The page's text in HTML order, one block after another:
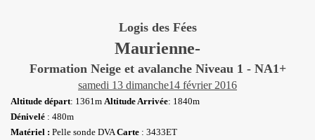
Logis des Fées
Maurienne-
Formation Neige et avalanche Niveau 1 - NA1+
samedi 13 dimanche14 février 2016
Altitude départ: 1361m Altitude Arrivée: 1840m
Dénivelé : 480m
Matériel : Pelle sonde DVACarte : 3433ET